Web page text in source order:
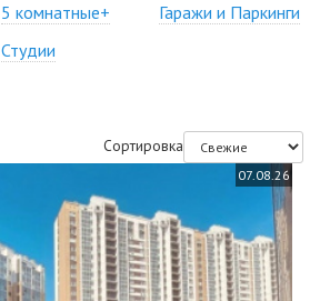
5 комнатные+
Студии
Гаражи и Паркинги
Сортировка
07.08.26